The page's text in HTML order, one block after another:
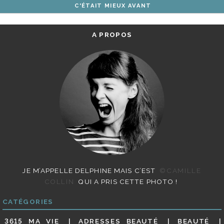
ARTICLES
C'ÉTAIT MIEUX AVANT
A PROPOS
JE M’APPELLE DELPHINE MAIS C’EST
©CAMILLE
COLLIN
QUI A PRIS CETTE PHOTO !
CATÉGORIES
3615 MA VIE ADRESSES BEAUTÉ BEAUTÉ